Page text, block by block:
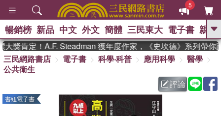
5
GO
熱搜： 東野圭吾 、 高希均教授回憶錄
暑期推薦 、 國際布克
方念華 、 台灣的李
登輝時代
數學女孩：黎曼猜想
偉大的迷走神經
暢銷榜 新品 中文 外文 簡體 三民東大 電子書 親子
獎肯定！A.F. Steadman 獲年度作家，《史坎德》系列帶你踏
三民網路書店
電子書 科學‧科普 應用科學
醫學
公共衛生
評論
書紐電子書